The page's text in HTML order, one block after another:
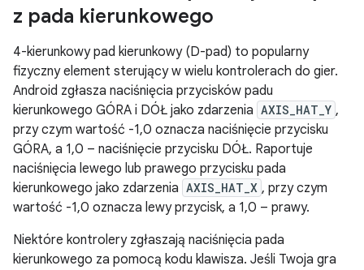
z pada kierunkowego
4-kierunkowy pad kierunkowy (D-pad) to popularny
fizyczny element sterujący w wielu kontrolerach do gier.
Android zgłasza naciśnięcia przycisków padu
kierunkowego GÓRA i DÓŁ jako zdarzenia AXIS_HAT_Y ,
przy czym wartość -1,0 oznacza naciśnięcie przycisku
GÓRA, a 1,0 – naciśnięcie przycisku DÓŁ. Raportuje
naciśnięcia lewego lub prawego przycisku pada
kierunkowego jako zdarzenia AXIS_HAT_X , przy czym
wartość -1,0 oznacza lewy przycisk, a 1,0 – prawy.
Niektóre kontrolery zgłaszają naciśnięcia pada
kierunkowego za pomocą kodu klawisza. Jeśli Twoja gra